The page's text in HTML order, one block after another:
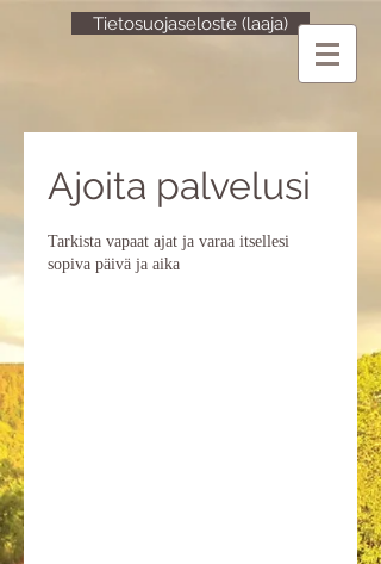
Tietosuojaseloste (laaja)
Ajoita palvelusi
Tarkista vapaat ajat ja varaa itsellesi
sopiva päivä ja aika